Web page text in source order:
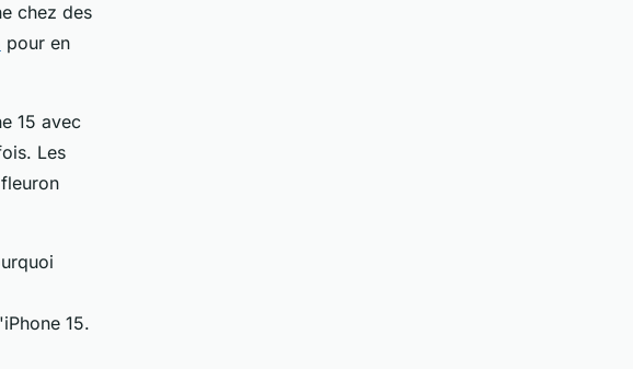
chez des
pour en
15 avec
Les
15.